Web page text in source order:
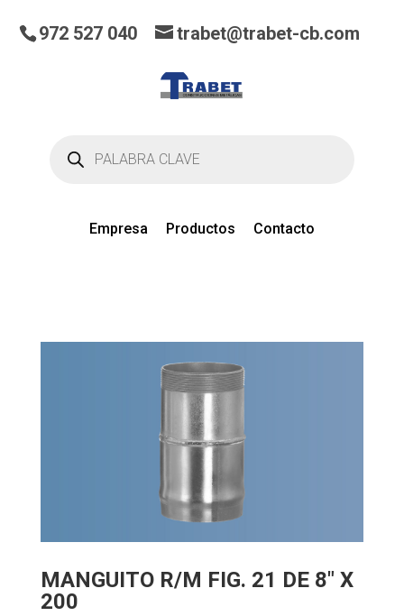
productos
Empresa Productos Contacto
972 527 040 trabet@trabet-cb.com
MANGUITO R/M FIG. 21 DE 8″ X
200